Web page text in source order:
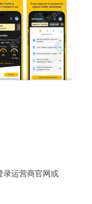
录运营商官网或